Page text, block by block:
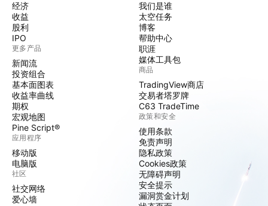
经济
收益
股利
IPO
更多产品
新闻流
投资组合
基本面图表
收益率曲线
期权
宏观地图
Pine Script®
应用程序
移动版
电脑版
社区
社交网络
爱心墙
我们是谁
太空任务
博客
帮助中心
职涯
媒体工具包
商品
TradingView商店
交易者塔罗牌
C63 TradeTime
政策和安全
使用条款
免责声明
隐私政策
Cookies政策
无障碍声明
安全提示
漏洞赏金计划